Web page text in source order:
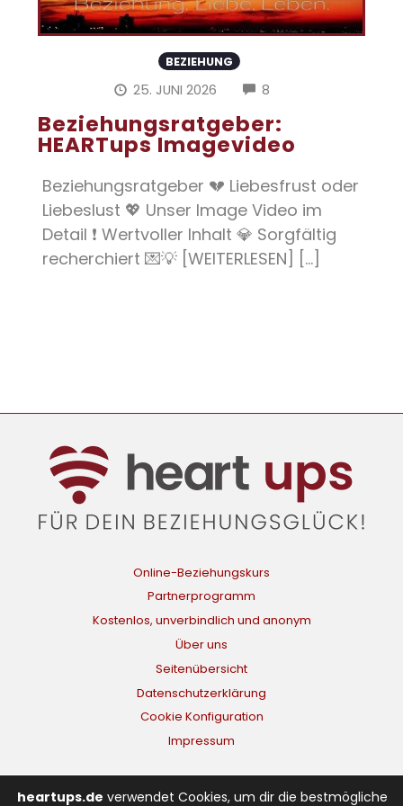
BEZIEHUNG
25. JUNI 2026 8COMMENTS
Beziehungsratgeber:
HEARTups Imagevideo
Beziehungsratgeber 💔 Liebesfrust oder
Liebeslust 💖 Unser Image Video im
Detail ❗ Wertvoller Inhalt 💎 Sorgfältig
recherchiert 💌💡 [WEITERLESEN] [...]
Online-Beziehungskurs
Partnerprogramm
Kostenlos, unverbindlich und anonym
Über uns
Seitenübersicht
Datenschutzerklärung
Cookie Konfiguration
Impressum
Beziehungstipps & Onlinekurse für Paare
heartups.de verwendet Cookies, um dir die bestmögliche